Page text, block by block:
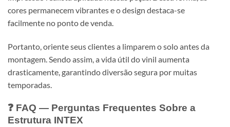
cores permanecem vibrantes e o design destaca-se
facilmente no ponto de venda.
Portanto, oriente seus clientes a limparem o solo antes da
montagem. Sendo assim, a vida útil do vinil aumenta
drasticamente, garantindo diversão segura por muitas
temporadas.
❓ FAQ — Perguntas Frequentes Sobre a
Estrutura INTEX